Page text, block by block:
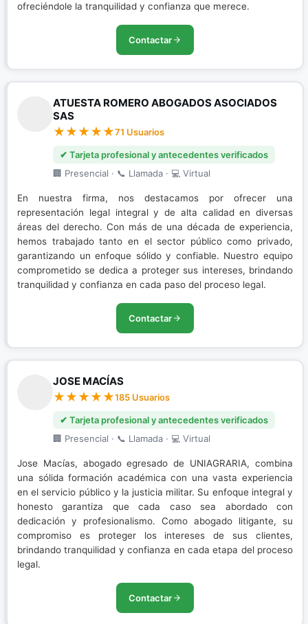
ofreciéndole la tranquilidad y confianza que merece.
Contactar
ATUESTA ROMERO ABOGADOS ASOCIADOS
SAS
71 Usuarios
✔ Tarjeta profesional y antecedentes verificados
🏢 Presencial · 📞 Llamada · 💻 Virtual
En nuestra firma, nos destacamos por ofrecer una
representación legal integral y de alta calidad en diversas
áreas del derecho. Con más de una década de experiencia,
hemos trabajado tanto en el sector público como privado,
garantizando un enfoque sólido y confiable. Nuestro equipo
comprometido se dedica a proteger sus intereses, brindando
tranquilidad y confianza en cada paso del proceso legal.
Contactar
JOSE MACÍAS
185 Usuarios
✔ Tarjeta profesional y antecedentes verificados
🏢 Presencial · 📞 Llamada · 💻 Virtual
Jose Macías, abogado egresado de UNIAGRARIA, combina
una sólida formación académica con una vasta experiencia
en el servicio público y la justicia militar. Su enfoque integral y
honesto garantiza que cada caso sea abordado con
dedicación y profesionalismo. Como abogado litigante, su
compromiso es proteger los intereses de sus clientes,
brindando tranquilidad y confianza en cada etapa del proceso
legal.
Contactar